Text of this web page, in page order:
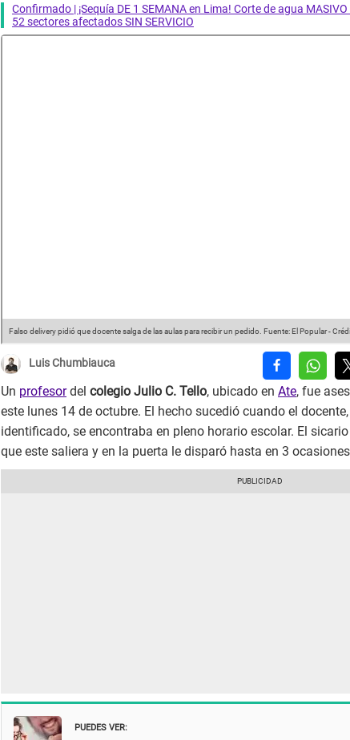
Confirmado | ¡Sequía DE 1 SEMANA en Lima! Corte de agua
52 sectores afectados SIN SERVICIO
Falso delivery pidió que docente salga de las aulas para recibir un pedido. Fuente: El Popular-
Luis Chumbiauca
Un profesordel colegio Julio C. Tello, ubicado en Ate, fue
este lunes 14 de octubre. El hecho sucedió cuando el
identificado, se encontraba en pleno horario escolar. El
que este saliera y en la puerta le disparó hasta en 3
PUEDES VER: